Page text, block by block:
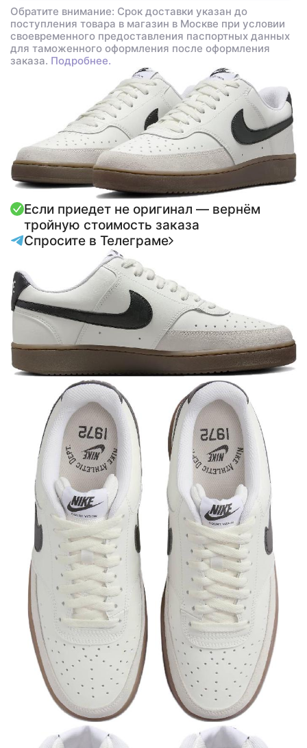
Обратите внимание: Срок доставки указан до
поступления товара в магазин в Москве при условии
своевременного предоставления паспортных данных
для таможенного оформления после оформления
заказа. Подробнее.
Если приедет не оригинал — вернём
тройную стоимость заказа
Спросите в Телеграме